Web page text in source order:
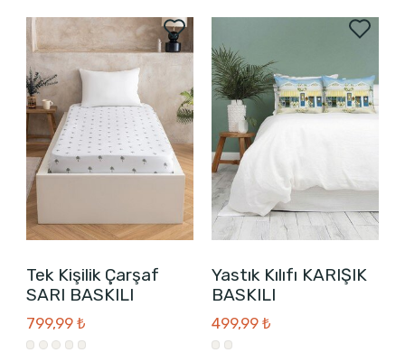
Tek Kişilik Çarşaf
SARI BASKILI
799,99 ₺
Yastık Kılıfı KARIŞIK
BASKILI
499,99 ₺